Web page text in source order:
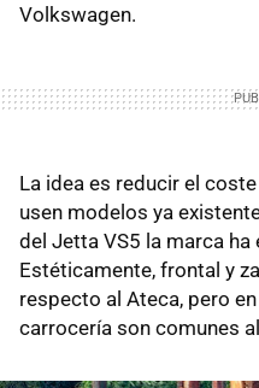
Volkswagen.
La idea es reducir el
usen modelos ya
del Jetta VS5 la marca ha
Estéticamente, frontal y
respecto al Ateca, pero
carrocería son comunes